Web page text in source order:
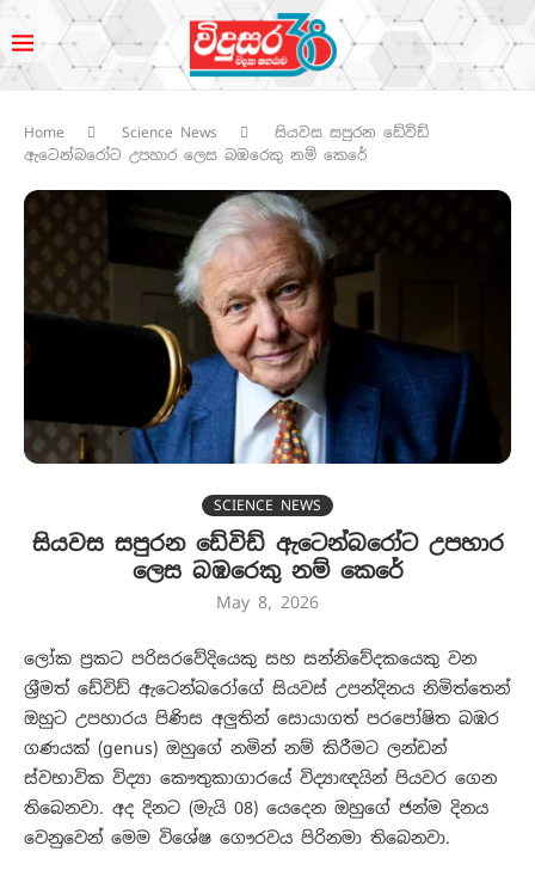
Home Science News
සියවස සපුරන ඩේවිඩ්
ඇටෙන්බරෝට උපහාර ලෙස බඹරෙකු නම් කෙරේ
SCIENCE NEWS
සියවස සපුරන ඩේවිඩ් ඇටෙන්බරෝට උපහාර
ලෙස බඹරෙකු නම් කෙරේ
May 8, 2026
ලෝක ප්‍රකට පරිසරවේදියෙකු සහ සන්නිවේදකයෙකු වන
ශ්‍රීමත් ඩේවිඩ් ඇටෙන්බරෝගේ සියවස් උපන්දිනය නිමිත්තෙන්
ඔහුට උපහාරය පිණිස අලුතින් සොයාගත් පරපෝෂිත බඹර
ගණයක් (genus) ඔහුගේ නමින් නම් කිරීමට ලන්ඩන්
ස්වභාවික විද්‍යා කෞතුකාගාරයේ විද්‍යාඥයින් පියවර ගෙන
තිබෙනවා. අද දිනට (මැයි 08) යෙදෙන ඔහුගේ ජන්ම දිනය
වෙනුවෙන් මෙම විශේෂ ගෞරවය පිරිනමා තිබෙනවා.